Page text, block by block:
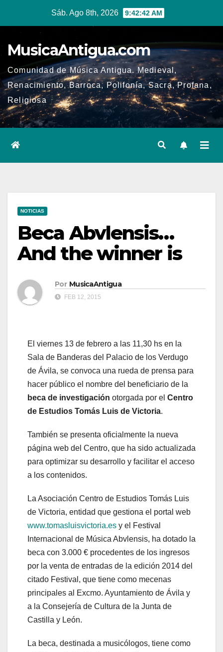
Sáb. Ago 8th, 2026 9:42:43 AM
MusicaAntigua.com
Comunidad de Música Antigua. Medieval,
Renacimiento, Barroca, Polifonía, Sacra, Profana,
Religiosa
NOTICIAS
Beca Abvlensis…
And the winner is
Por MusicaAntigua
FEB 12, 2015
El viernes 13 de febrero a las 11,30 hs en la
Sala de Banderas del Palacio de los Verdugo
de Ávila, se convoca una rueda de prensa para
hacer público el nombre del beneficiario de la
beca de investigación otorgada por el Centro
de Estudios Tomás Luis de Victoria.
También se presenta oficialmente la nueva
página web del Centro, que ha sido actualizada
para optimizar su desarrollo y facilitar el acceso
a los contenidos.
La Asociación Centro de Estudios Tomás Luis
de Victoria, entidad que gestiona el portal web
www.tomasluisvictoria.es y el Festival
Internacional de Música Abvlensis, ha dotado la
beca con 3.000 € procedentes de los ingresos
por la venta de entradas de la edición 2014 del
citado Festival, que tiene como mecenas
principales al Excmo. Ayuntamiento de Ávila y
a la Consejería de Cultura de la Junta de
Castilla y León.
La beca, destinada a musicólogos, tiene como